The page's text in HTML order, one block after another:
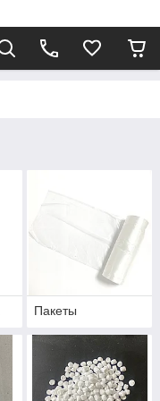
Пакеты